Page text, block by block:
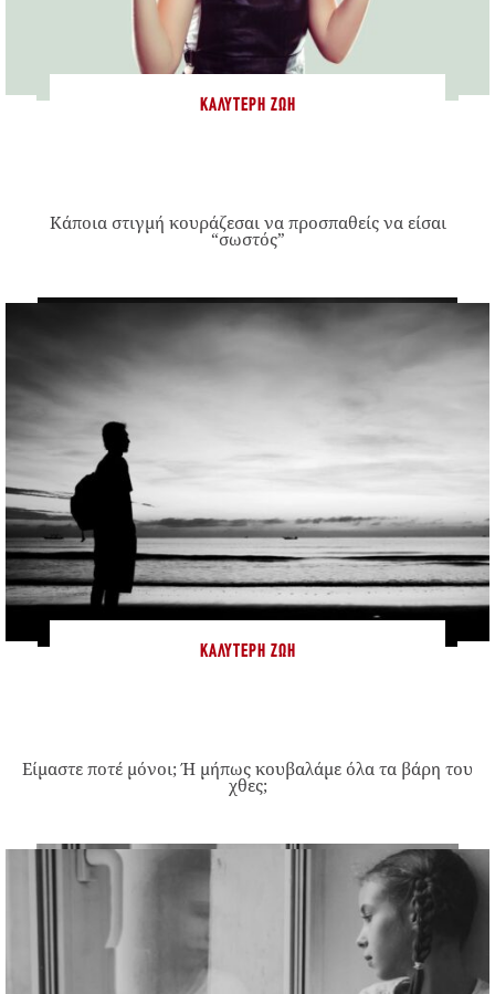
ΚΑΛΎΤΕΡΗ ΖΩΉ
Κάποια στιγμή κουράζεσαι να προσπαθείς να είσαι
“σωστός”
ΚΑΛΎΤΕΡΗ ΖΩΉ
Είμαστε ποτέ μόνοι; Ή μήπως κουβαλάμε όλα τα βάρη του
χθες;